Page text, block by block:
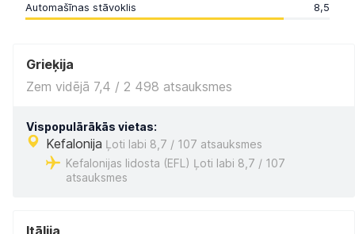
Automašīnas stāvoklis 8,5
Grieķija
Zem vidējā 7,4 / 2 498 atsauksmes
Vispopulārākās vietas:
Kefalonija Ļoti labi 8,7 / 107 atsauksmes
Kefalonijas lidosta (EFL) Ļoti labi 8,7 / 107
atsauksmes
Itālija